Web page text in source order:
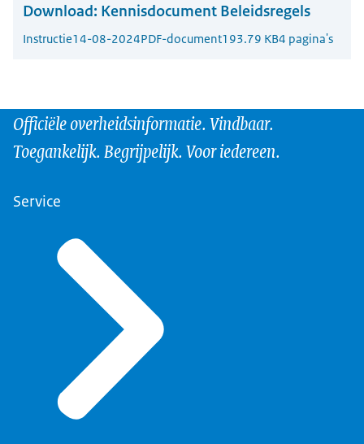
Download: Kennisdocument Beleidsregels
Instructie14-08-2024PDF-document193.79 KB4 pagina's
Officiële overheidsinformatie. Vindbaar.
Toegankelijk. Begrijpelijk. Voor iedereen.
Service